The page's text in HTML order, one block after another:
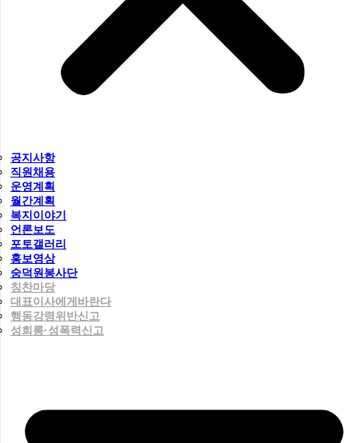
공지사항
직원채용
운영계획
월간계획
복지이야기
언론보도
포토갤러리
홍보영상
숭덕원봉사단
칭찬마당
대표이사에게바란다
행동강령위반신고
성희롱·성폭력신고